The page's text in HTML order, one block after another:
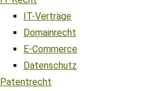
IT-Verträge
Domainrecht
E-Commerce
Datenschutz
Patentrecht